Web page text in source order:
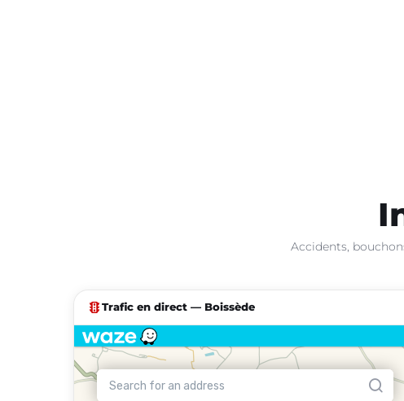
Accidents,
traffic Trafic en direct — Boissède